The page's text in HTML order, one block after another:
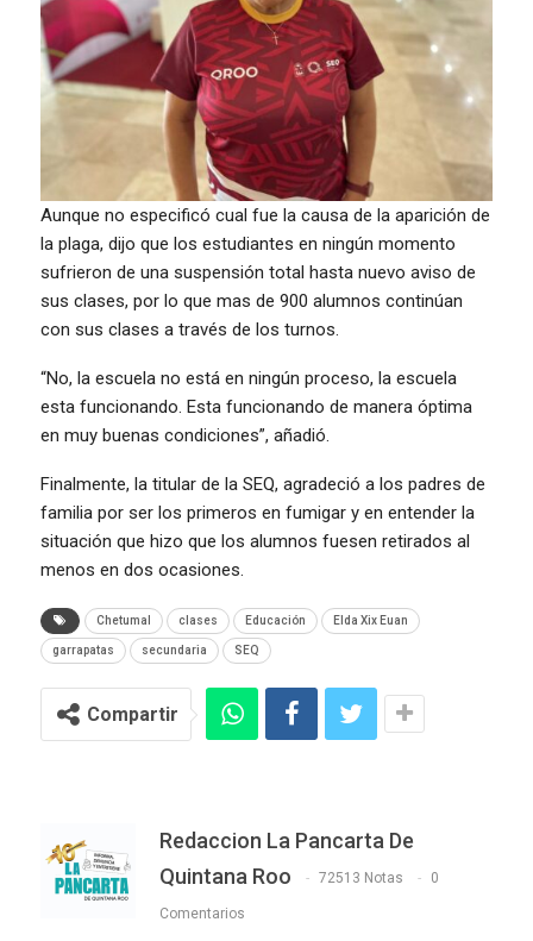
Aunque no especificó cual fue la causa de la aparición de
la plaga, dijo que los estudiantes en ningún momento
sufrieron de una suspensión total hasta nuevo aviso de
sus clases, por lo que mas de 900 alumnos continúan
con sus clases a través de los turnos.
“No, la escuela no está en ningún proceso, la escuela
esta funcionando. Esta funcionando de manera óptima
en muy buenas condiciones”, añadió.
Finalmente, la titular de la SEQ, agradeció a los padres de
familia por ser los primeros en fumigar y en entender la
situación que hizo que los alumnos fuesen retirados al
menos en dos ocasiones.
Chetumal clases Educación Elda Xix Euan
garrapatas secundaria SEQ
Compartir
Redaccion La Pancarta De
Quintana Roo
72513 Notas 0
Comentarios